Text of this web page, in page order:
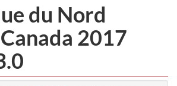
du Nord
2017